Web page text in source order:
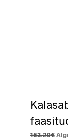
153.20€